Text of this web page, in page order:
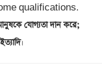
যোগ্যতা দান করে;